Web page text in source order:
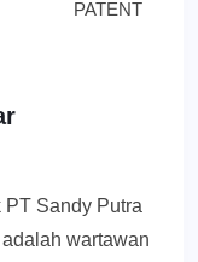
Sandy Putra
wartawan